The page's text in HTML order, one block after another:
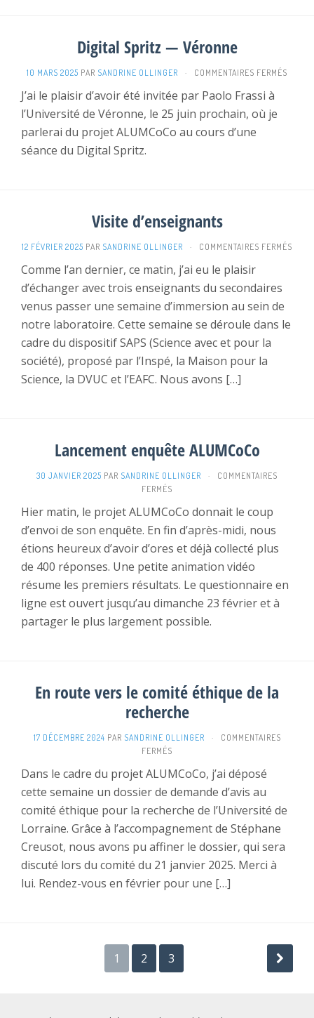
Digital Spritz — Véronne
10 MARS 2025 PAR SANDRINE OLLINGER · COMMENTAIRES FERMÉS
J’ai le plaisir d’avoir été invitée par Paolo Frassi à
l’Université de Véronne, le 25 juin prochain, où je
parlerai du projet ALUMCoCo au cours d’une
séance du Digital Spritz.
Visite d’enseignants
12 FÉVRIER 2025 PAR SANDRINE OLLINGER · COMMENTAIRES FERMÉS
Comme l’an dernier, ce matin, j’ai eu le plaisir
d’échanger avec trois enseignants du secondaires
venus passer une semaine d’immersion au sein de
notre laboratoire. Cette semaine se déroule dans le
cadre du dispositif SAPS (Science avec et pour la
société), proposé par l’Inspé, la Maison pour la
Science, la DVUC et l’EAFC. Nous avons […]
Lancement enquête ALUMCoCo
30 JANVIER 2025 PAR SANDRINE OLLINGER ·
COMMENTAIRES
FERMÉS
ENQUÊTE
ALUMCOCO
Hier matin, le projet ALUMCoCo donnait le coup
d’envoi de son enquête. En fin d’après-midi, nous
étions heureux d’avoir d’ores et déjà collecté plus
de 400 réponses. Une petite animation vidéo
résume les premiers résultats. Le questionnaire en
ligne est ouvert jusqu’au dimanche 23 février et à
partager le plus largement possible.
En route vers le comité éthique de la
recherche
17 DÉCEMBRE 2024 PAR SANDRINE OLLINGER ·
COMMENTAIRES
FERMÉS
ROUTE
VERS
COMITÉ
ÉTHIQUE
DE
RECHERCHE
Dans le cadre du projet ALUMCoCo, j’ai déposé
cette semaine un dossier de demande d’avis au
comité éthique pour la recherche de l’Université de
Lorraine. Grâce à l’accompagnement de Stéphane
Creusot, nous avons pu affiner le dossier, qui sera
discuté lors du comité du 21 janvier 2025. Merci à
lui. Rendez-vous en février pour une […]
1 2 3